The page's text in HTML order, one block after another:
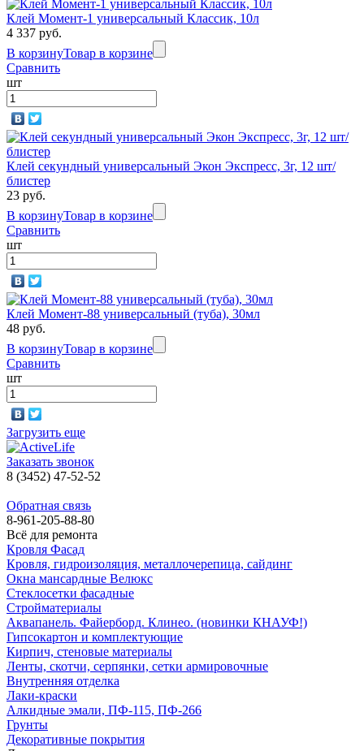
Клей Момент-1 универсальный Классик, 10л
4 337 руб.
В корзинуТовар в корзине
Сравнить
шт
Клей секундный универсальный Экон Экспресс, 3г, 12 шт/
блистер
23 руб.
В корзинуТовар в корзине
Сравнить
шт
Клей Момент-88 универсальный (туба), 30мл
48 руб.
В корзинуТовар в корзине
Сравнить
шт
Загрузить еще
Заказать звонок
8 (3452) 47-52-52
Обратная связь
8-961-205-88-80
Всё для ремонта
Кровля Фасад
Кровля, гидроизоляция, металлочерепица, сайдинг
Окна мансардные Велюкс
Стеклосетки фасадные
Стройматериалы
Аквапанель. Файерборд. Клинео. (новинки КНАУФ!)
Гипсокартон и комплектующие
Кирпич, стеновые материалы
Ленты, скотчи, серпянки, сетки армировочные
Внутренняя отделка
Лаки-краски
Алкидные эмали, ПФ-115, ПФ-266
Грунты
Декоративные покрытия